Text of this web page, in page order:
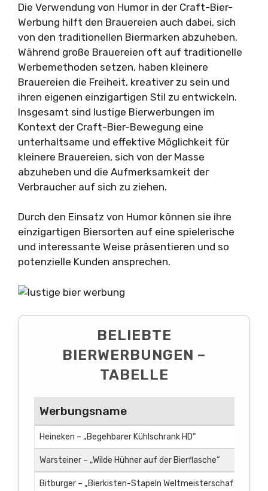
Die Verwendung von Humor in der Craft-Bier-
Werbung hilft den Brauereien auch dabei, sich
von den traditionellen Biermarken abzuheben.
Während große Brauereien oft auf traditionelle
Werbemethoden setzen, haben kleinere
Brauereien die Freiheit, kreativer zu sein und
ihren eigenen einzigartigen Stil zu entwickeln.
Insgesamt sind lustige Bierwerbungen im
Kontext der Craft-Bier-Bewegung eine
unterhaltsame und effektive Möglichkeit für
kleinere Brauereien, sich von der Masse
abzuheben und die Aufmerksamkeit der
Verbraucher auf sich zu ziehen.
Durch den Einsatz von Humor können sie ihre
einzigartigen Biersorten auf eine spielerische
und interessante Weise präsentieren und so
potenzielle Kunden ansprechen.
BELIEBTE
BIERWERBUNGEN –
TABELLE
Werbungsname
Heineken – „Begehbarer Kühlschrank HD“
Warsteiner – „Wilde Hühner auf der Bierflasche“
Bitburger – „Bierkisten-Stapeln Weltmeisterschaft“